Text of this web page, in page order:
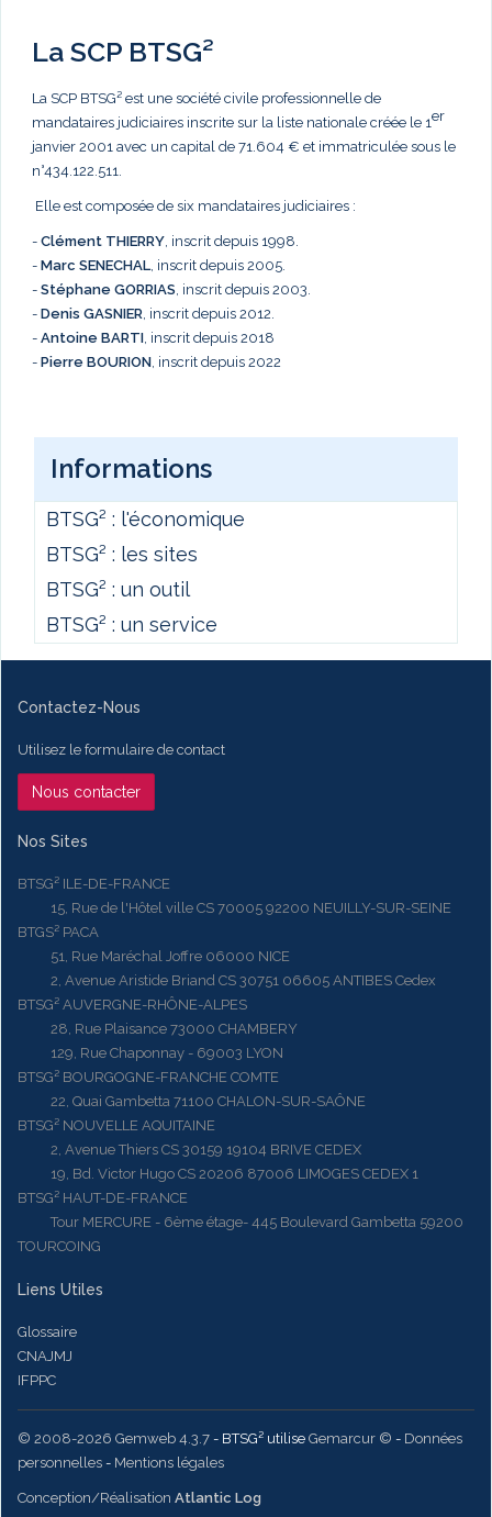
La SCP BTSG²
La SCP BTSG² est une société civile professionnelle de
mandataires judiciaires inscrite sur la liste nationale créée le 1er
janvier 2001 avec un capital de 71.604 € et immatriculée sous le
n°434.122.511.
Elle est composée de six mandataires judiciaires :
- Clément THIERRY, inscrit depuis 1998.
- Marc SENECHAL, inscrit depuis 2005.
- Stéphane GORRIAS, inscrit depuis 2003.
- Denis GASNIER, inscrit depuis 2012.
- Antoine BARTI, inscrit depuis 2018
- Pierre BOURION, inscrit depuis 2022
Informations
BTSG² : l'économique
BTSG² : les sites
BTSG² : un outil
BTSG² : un service
Contactez-Nous
Utilisez le formulaire de contact
Nous contacter
Nos Sites
BTSG² ILE-DE-FRANCE
15, Rue de l'Hôtel ville CS 70005 92200 NEUILLY-SUR-SEINE
BTGS² PACA
51, Rue Maréchal Joffre 06000 NICE
2, Avenue Aristide Briand CS 30751 06605 ANTIBES Cedex
BTSG² AUVERGNE-RHÔNE-ALPES
28, Rue Plaisance 73000 CHAMBERY
129, Rue Chaponnay - 69003 LYON
BTSG² BOURGOGNE-FRANCHE COMTE
22, Quai Gambetta 71100 CHALON-SUR-SAÔNE
BTSG² NOUVELLE AQUITAINE
2, Avenue Thiers CS 30159 19104 BRIVE CEDEX
19, Bd. Victor Hugo CS 20206 87006 LIMOGES CEDEX 1
BTSG² HAUT-DE-FRANCE
Tour MERCURE - 6ème étage- 445 Boulevard Gambetta 59200
TOURCOING
Liens Utiles
Glossaire
CNAJMJ
IFPPC
© 2008-2026 Gemweb 4.3.7 - BTSG² utilise Gemarcur © - Données
personnelles - Mentions légales
Conception/Réalisation Atlantic Log